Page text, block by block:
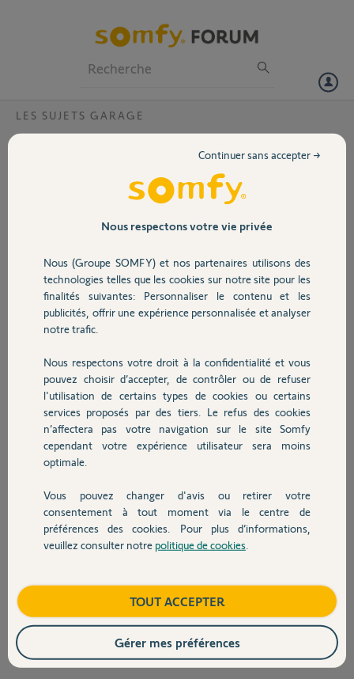
Volet
Sécurité
Domotique
Chauffage
Autres produits
Devis avec un pro
Contact
LES SUJETS GARAGE
Depuis quelque temps, une série de 3 à 4 bips se produit aléatoirement
au niveau de la motorisation alors que tout semble fonctionner
il y a plus de 11 ans
Participer au fil de discussion
Bonjour,
Il n'y a pas de raison que ces "bip" viennent de la motorisation. Vous
avez peut être un détecteur de fumée à proximité et celui-ci doit avoir
Bonsoir,
porte sectionnelle de garage. Ce dispositif (rband) est couplé au
fonctionnement du moteur Somfy.
il y a plus de 11 ans
Nous respectons votre vie privée
Nous (Groupe SOMFY) et nos partenaires utilisons des
technologies telles que les cookies sur notre site pour les
finalités suivantes: Personnaliser le contenu et les
publicités, offrir une expérience personnalisée et analyser
notre trafic.
Nous respectons votre droit à la confidentialité et vous
pouvez choisir d’accepter, de contrôler ou de refuser
l'utilisation de certains types de cookies ou certains
services proposés par des tiers. Le refus des cookies
n’affectera pas votre navigation sur le site Somfy
cependant votre expérience utilisateur sera moins
optimale.
Vous pouvez changer d'avis ou retirer votre
consentement à tout moment via le centre de
préférences des cookies. Pour plus d’informations,
veuillez consulter notre politique de cookies
Continuer sans accepter →
TOUT ACCEPTER
Gérer mes préférences